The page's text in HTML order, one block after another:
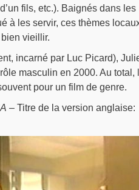
fils, etc.). Baignés dans les
à les servir, ces thèmes
vieillir.
incarné par Luc Picard),
masculin en 2000. Au total,
pour un film de genre.
– Titre de la version anglaise: